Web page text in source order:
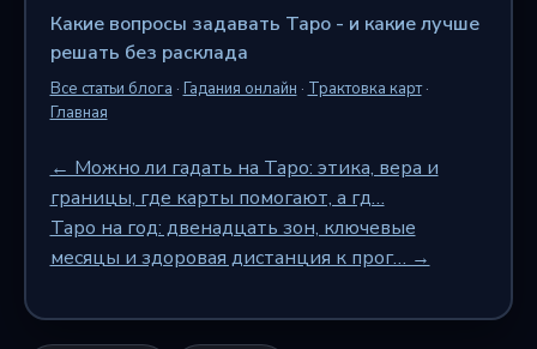
Какие вопросы задавать Таро - и какие лучше
решать без расклада
Все статьи блога · Гадания онлайн · Трактовка карт·
Главная
← Можно ли гадать на Таро: этика, вера и
границы, где карты помогают, а гд…
Таро на год: двенадцать зон, ключевые
месяцы и здоровая дистанция к прог… →